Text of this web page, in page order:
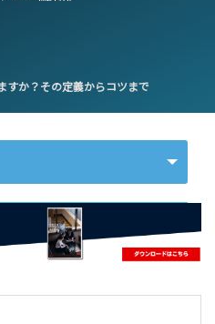
か？その定義からコツまで